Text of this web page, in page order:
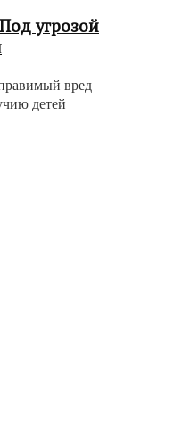
угрозой
вред
детей